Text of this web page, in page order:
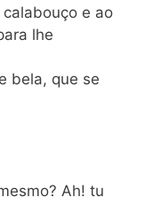
e ao
lhe
bela, que se
Ah! tu